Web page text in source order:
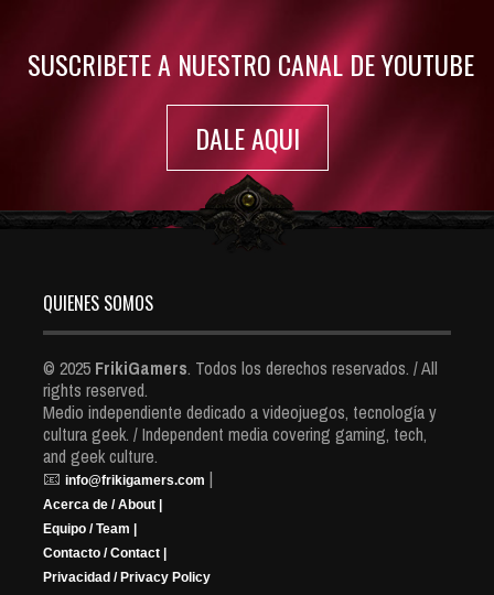
SUSCRIBETE A NUESTRO CANAL DE YOUTUBE
DALE AQUI
QUIENES SOMOS
© 2025 FrikiGamers. Todos los derechos reservados. / All
rights reserved.
Medio independiente dedicado a videojuegos, tecnología y
cultura geek. / Independent media covering gaming, tech,
and geek culture.
📧 info@frikigamers.com |
Acerca de / About |
Equipo / Team |
Contacto / Contact |
Privacidad / Privacy Policy